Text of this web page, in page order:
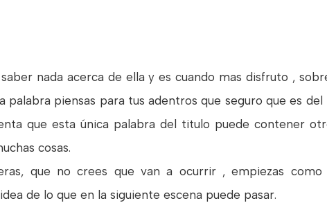
nada acerca de ella y es cuando mas disfruto ,
piensas para tus adentros que seguro que es del
que esta única palabra del titulo puede contener
cosas.
que no crees que van a ocurrir , empiezas
de lo que en la siguiente escena puede pasar.